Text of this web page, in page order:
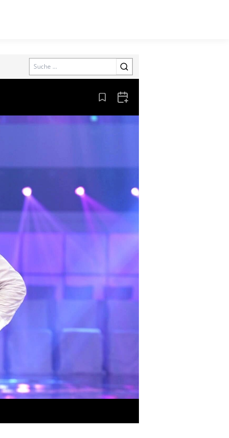
Search
Aus den Lesezeichen entfernen
Zum Kalender hinzufügen